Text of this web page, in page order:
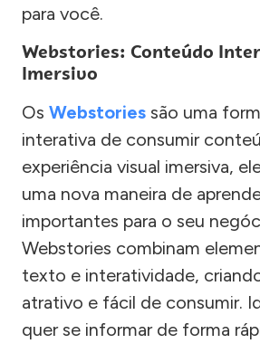
para você.
Webstories: Conteúdo
Imersivo
Os Webstories são uma
interativa de consumir
experiência visual imersiva,
uma nova maneira de
importantes para o seu
Webstories combinam
texto e interatividade,
atrativo e fácil de consumir.
quer se informar de forma